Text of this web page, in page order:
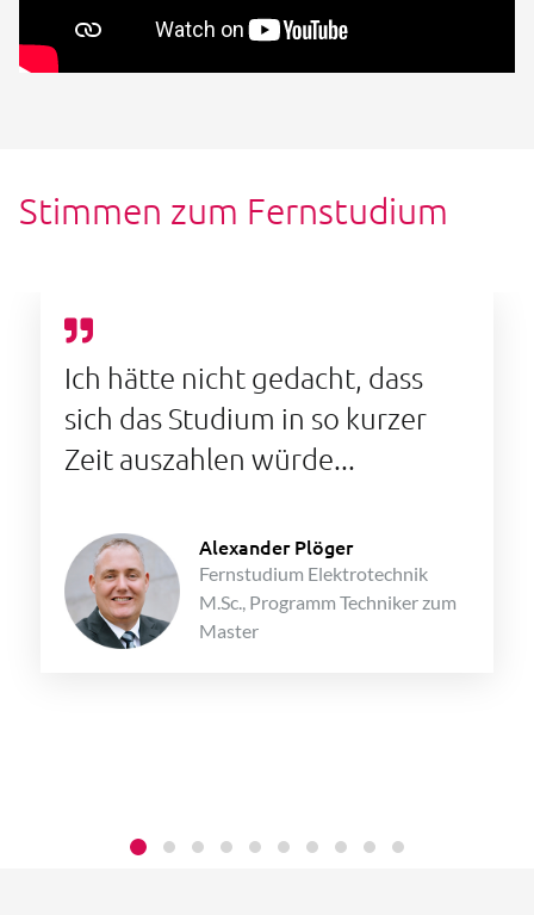
Stimmen zum Fernstudium
Ich hätte nicht gedacht, dass
sich das Studium in so kurzer
Zeit auszahlen würde...
Alexander Plöger
Fernstudium Elektrotechnik
M.Sc., Programm Techniker zum
Master